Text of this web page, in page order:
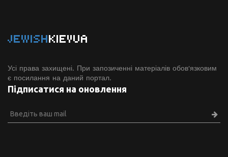
JEWISHKIEVUA
Усі права захищені. При запозиченні матеріалів обов'язковим
є посилання на даний портал.
Підписатися на оновлення